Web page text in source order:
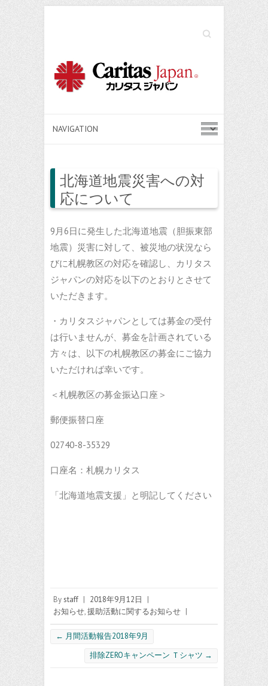
Search
北海道地震災害への対
応について
9月6日に発生した北海道地震（胆振東部
地震）災害に対して、被災地の状況なら
びに札幌教区の対応を確認し、カリタス
ジャパンの対応を以下のとおりとさせて
いただきます。
・カリタスジャパンとしては募金の受付
は行いませんが、募金を計画されている
方々は、以下の札幌教区の募金にご協力
いただければ幸いです。
＜札幌教区の募金振込口座＞
郵便振替口座
02740-8-35329
口座名：札幌カリタス
「北海道地震支援」と明記してください
Bystaff | 2018年9月12日
|
お知らせ,援助活動に関するお知らせ |
← 月間活動報告2018年9月
排除ZEROキャンペーン Ｔシャツ →